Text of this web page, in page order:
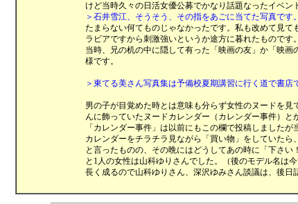
けど当時久々の日活女優公募でかなり話題なったイベ
＞石井雪江、そうそう、その指をあごに当てた写真で
たまらない何てものじゃなかったです。私も改めて見
ラビアですから刺激強いというか途方に暮れたものです。
当時、兄の机の中に隠して有った「映画の友」か「映
様です。
＞東てる美さん写真集は予備校夏期講習に行く道で書
男の子が目覚めた時とは意味も分らず女性のヌードを
んに飾っていたヌードカレンダー（カレンダー事件）と
「カレンダー事件」は以前にもこの欄で投稿しました
カレンダーをチラチラ見ながら「買い物」をしていた
と言ったものの、その晩にはどうしてあの時に「下さ
と1人の女性は山科ゆりさんでした。（後のモデル名は
長く成るので山科ゆりさん、深沢ゆみさん談議は、後日